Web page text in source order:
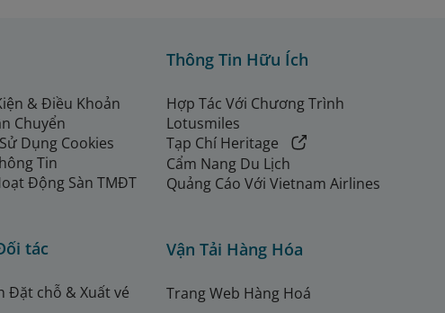
& Điều Khoản
Chuyển
Dụng Cookies
Tin
Động Sàn TMĐT
tác
Đặt chỗ & Xuất vé
Thông Tin Hữu Ích
Hợp Tác Với Chương Trình
Lotusmiles
Tạp Chí Heritage
Cẩm Nang Du Lịch
Quảng Cáo Với Vietnam Airlines
Vận Tải Hàng Hóa
Trang Web Hàng Hoá